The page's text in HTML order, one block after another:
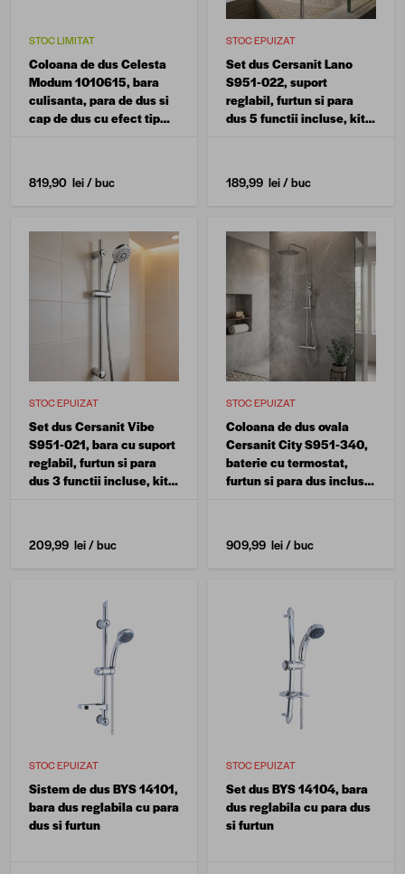
STOC LIMITAT
Coloana de dus Celesta
Modum 1010615, bara
culisanta, para de dus si
cap de dus cu efect tip
819,90 lei/ buc
STOC EPUIZAT
Set dus Cersanit Lano
S951-022, suport
reglabil, furtun si para
dus 5 functii incluse, kit
189,99 lei/ buc
STOC EPUIZAT
Set dus Cersanit Vibe
S951-021, bara cu suport
reglabil, furtun si para
dus 3 functii incluse, kit
209,99 lei/ buc
STOC EPUIZAT
Coloana de dus ovala
Cersanit City S951-340,
baterie cu termostat,
furtun si para dus incluse,
909,99 lei/ buc
STOC EPUIZAT
Sistem de dus BYS 14101,
bara dus reglabila cu para
dus si furtun
STOC EPUIZAT
Set dus BYS 14104, bara
dus reglabila cu para dus
si furtun